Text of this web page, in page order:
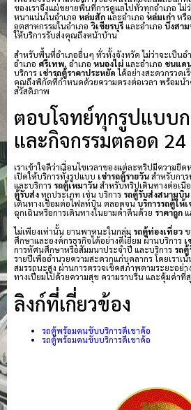
ของเราจึงแผ่ขยายพื้นที่การดูแลไปทั่วทุกอำเภอ ไ
หนาแน่นในอำเภอ หล่มสักและอำเภอ หล่มเก่าหรื
อุตสาหกรรมในอำเภอ วิเชียรบุรีและอำเภอ บึงสา
ให้บริการรับส่งคุณถึงหน้าบ้าน
สำหรับพื้นที่อำเภออื่นๆ ทั่วทั้งจังหวัด ไม่ว่าจะเป็นอ
อำเภอ ศรีเทพ, อำเภอหนองไผ่และอำเภอ ชนแด
บริการ เช่ารถตู้ราคาประหยัดได้อย่างสะดวกรวดเ
คุณถึงพิกัดที่กำหนดด้วยความตรงต่อเวลา พร้อมน
สวัสดิภาพ
ตอบโจทย์ทุกรูปแบบก
และกิจกรรมตลอด 24
เราเข้าใจดีว่าเงื่อนไขเวลาของแต่ละทริปมีความยื
เปิดให้บริการทั้งรูปแบบ เช่ารถตู้รายวันสำหรับกา
และบริการ รถตู้เหมาวันสำหรับทริปเดินทางต่อเนื่
ตู้รับส่งทุกประเภท เช่น บริการ รถตู้รับส่งสนามบิน
เดินทางเชื่อมต่อไฟลท์บิน ตลอดจนบริการรถตู้ให้
ฉุกเฉินหรือการเดินทางในยามค่ำคืนด้วย ราคาถูก
ไม่เพียงเท่านั้น ยานพาหนะในกลุ่ม รถตู้ท่องเที่ยว
ศึกษาและองค์กรธุรกิจได้อย่างดีเยี่ยม ผ่านบริการ
การทัศนศึกษาหรือสัมมนาประจำปี และบริการ รถ
รายปีเพื่ออำนวยความสะดวกแก่บุคลากร โดยเราเน้
สมรรถนะสูง ผ่านการตรวจเช็คสภาพตามระยะอย่า
ทางเปี่ยมไปด้วยความสุข ความราบรื่น และคุ้มค่าที่
ลิงก์ที่เกี่ยวข้อง
รถตู้พร้อมคนขับบริการดีเขาค้อ
รถตู้พร้อมคนขับบริการดีเขาค้อ